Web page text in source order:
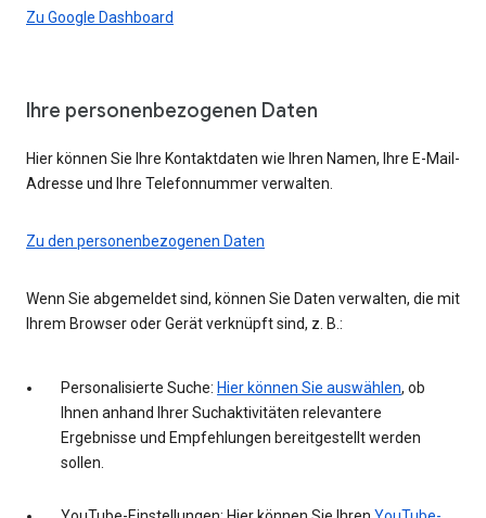
Zu Google Dashboard
Ihre personenbezogenen Daten
Hier können Sie Ihre Kontaktdaten wie Ihren Namen, Ihre E-Mail-
Adresse und Ihre Telefonnummer verwalten.
Zu den personenbezogenen Daten
Wenn Sie abgemeldet sind, können Sie Daten verwalten, die mit
Ihrem Browser oder Gerät verknüpft sind, z. B.:
Personalisierte Suche: Hier können Sie auswählen, ob
Ihnen anhand Ihrer Suchaktivitäten relevantere
Ergebnisse und Empfehlungen bereitgestellt werden
sollen.